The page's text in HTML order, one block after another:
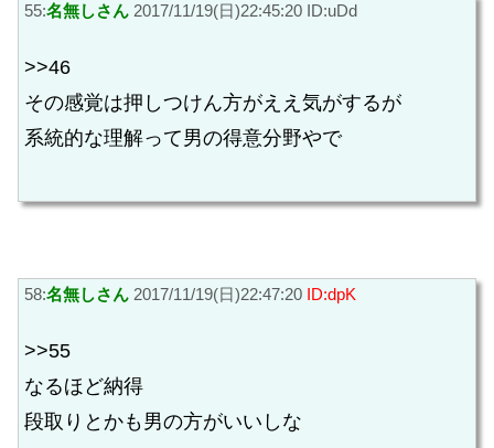
55:名無しさん 2017/11/19(日)22:45:20 ID:uDd
>>46
その感覚は押しつけん方がええ気がするが
系統的な理解って男の得意分野やで
58:名無しさん 2017/11/19(日)22:47:20 ID:dpK
>>55
なるほど納得
段取りとかも男の方がいいしな